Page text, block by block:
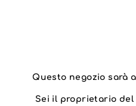
Questo negozio sarà
Sei il proprietario del